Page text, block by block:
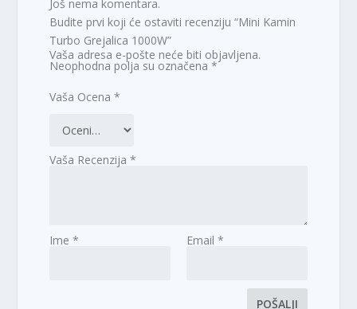
Još nema komentara.
Budite prvi koji će ostaviti recenziju “Mini Kamin
Turbo Grejalica 1000W”
Vaša adresa e-pošte neće biti objavljena.
Neophodna polja su označena*
Vaša Ocena*
Vaša Recenzija*
Ime* Email *